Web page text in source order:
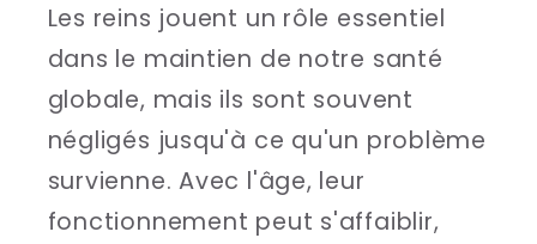
Les reins jouent un rôle essentiel
dans le maintien de notre santé
globale, mais ils sont souvent
négligés jusqu'à ce qu'un problème
survienne. Avec l'âge, leur
fonctionnement peut s'affaiblir,